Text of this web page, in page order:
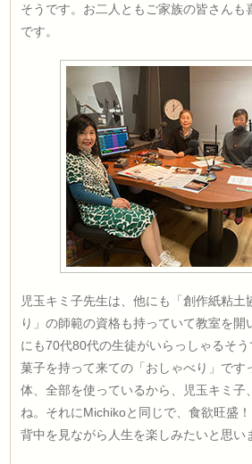
そうです。お二人ともご家族の皆さんも
です。
児玉キミ子先生は、他にも「創作紙粘土
り」の師範の資格も持っていて教室を開
にも70代80代の生徒がいらっしゃるそ
菓子を持って来ての「おしゃべり」です
体、全部を使っているから、児玉キミ子
ね。それにMichikoと同じで、食欲旺盛
背中を見ながら人生を楽しみたいと思い